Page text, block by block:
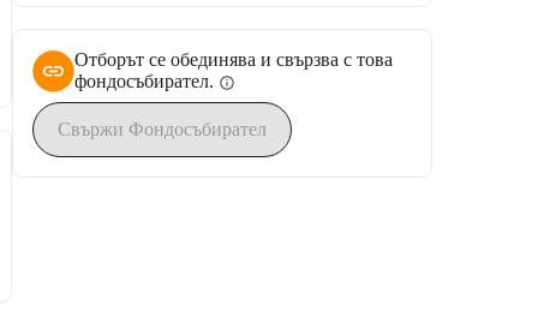
Отборът се обединява и свързва с това
фондосъбирател. info
Свържи Фондосъбирател